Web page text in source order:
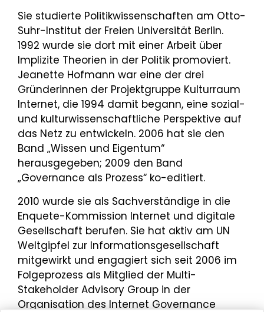
Sie studierte Politikwissenschaften am Otto-
Suhr-Institut der Freien Universität Berlin.
1992 wurde sie dort mit einer Arbeit über
Implizite Theorien in der Politik promoviert.
Jeanette Hofmann war eine der drei
Gründerinnen der Projektgruppe Kulturraum
Internet, die 1994 damit begann, eine sozial-
und kulturwissenschaftliche Perspektive auf
das Netz zu entwickeln. 2006 hat sie den
Band „Wissen und Eigentum“
herausgegeben; 2009 den Band
„Governance als Prozess“ ko-editiert.
2010 wurde sie als Sachverständige in die
Enquete-Kommission Internet und digitale
Gesellschaft berufen. Sie hat aktiv am UN
Weltgipfel zur Informationsgesellschaft
mitgewirkt und engagiert sich seit 2006 im
Folgeprozess als Mitglied der Multi-
Stakeholder Advisory Group in der
Organisation des Internet Governance